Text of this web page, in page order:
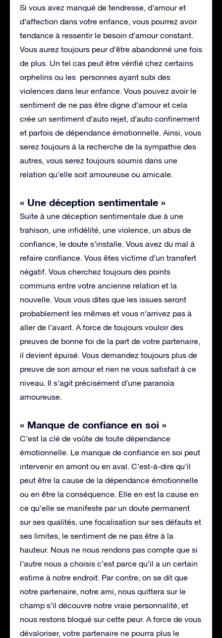
Si vous avez manqué de tendresse, d’amour et
d’affection dans votre enfance, vous pourrez avoir
tendance à ressentir le besoin d’amour constant.
Vous aurez toujours peur d’être abandonné une fois
de plus. Un tel cas peut être vérifié chez certains
orphelins ou les personnes ayant subi des
violences dans leur enfance. Vous pouvez avoir le
sentiment de ne pas être digne d’amour et cela
crée un sentiment d’auto rejet, d’auto confinement
et parfois de dépendance émotionnelle. Ainsi, vous
serez toujours à la recherche de la sympathie des
autres, vous serez toujours soumis dans une
relation qu’elle soit amoureuse ou amicale.
« Une déception sentimentale »
Suite à une déception sentimentale due à une
trahison, une infidélité, une violence, un abus de
confiance, le doute s’installe. Vous avez du mal à
refaire confiance. Vous êtes victime d’un transfert
négatif. Vous cherchez toujours des points
communs entre votre ancienne relation et la
nouvelle. Vous vous dites que les issues seront
probablement les mêmes et vous n’arrivez pas à
aller de l’avant. A force de toujours vouloir des
preuves de bonne foi de la part de votre partenaire,
il devient épuisé. Vous demandez toujours plus de
preuve de son amour et rien ne vous satisfait à ce
niveau. Il s’agit précisément d’une paranoïa
amoureuse.
« Manque de confiance en soi »
C’est la clé de voûte de toute dépendance
émotionnelle. Le manque de confiance en soi peut
intervenir en amont ou en aval. C’est-à-dire qu’il
peut être la cause de la dépendance émotionnelle
ou en être la conséquence. Elle en est la cause en
ce qu’elle se manifeste par un doute permanent
sur ses qualités, une focalisation sur ses défauts et
ses limites, le sentiment de ne pas être à la
hauteur. Nous ne nous rendons pas compte que si
l’autre nous a choisis c’est parce qu’il a un certain
estime à notre endroit. Par contre, on se dit que
notre partenaire, notre ami, nous quittera sur le
champ s’il découvre notre vraie personnalité, et
nous restons bloqué sur cette peur. A force de vous
dévaloriser, votre partenaire ne pourra plus le